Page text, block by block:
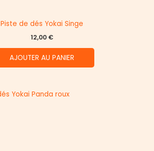
Piste de dés Yokai Singe
12,00 €
AJOUTER AU PANIER